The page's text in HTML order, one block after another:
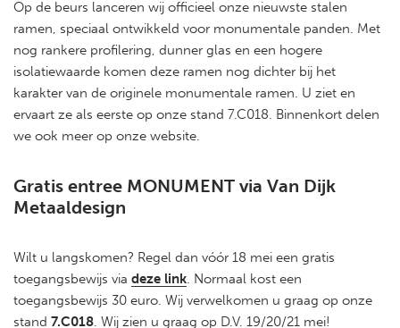
Op de beurs lanceren wij officieel onze nieuwste stalen
ramen, speciaal ontwikkeld voor monumentale panden. Met
nog rankere profilering, dunner glas en een hogere
isolatiewaarde komen deze ramen nog dichter bij het
karakter van de originele monumentale ramen. U ziet en
ervaart ze als eerste op onze stand 7.C018. Binnenkort delen
we ook meer op onze website.
Gratis entree MONUMENT via Van Dijk
Metaaldesign
Wilt u langskomen? Regel dan vóór 18 mei een gratis
toegangsbewijs via deze link. Normaal kost een
toegangsbewijs 30 euro. Wij verwelkomen u graag op onze
stand 7.C018. Wij zien u graag op D.V. 19/20/21 mei!